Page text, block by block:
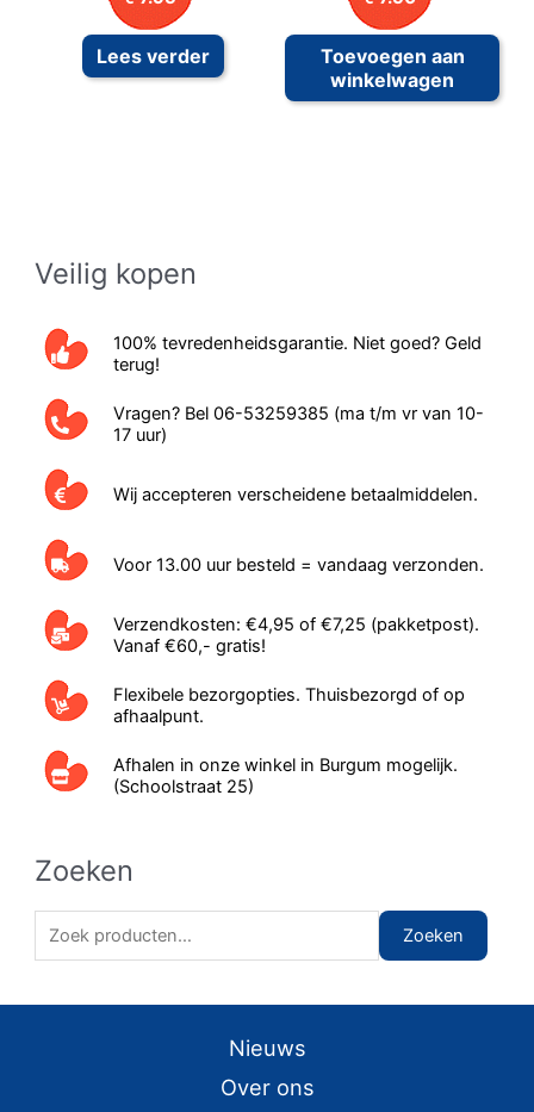
Veilig kopen
100% tevredenheidsgarantie. Niet goed? Geld
terug!
Vragen? Bel 06-53259385 (ma t/m vr van 10-
17 uur)
Wij accepteren verscheidene betaalmiddelen.
Voor 13.00 uur besteld = vandaag verzonden.
Verzendkosten: €4,95 of €7,25 (pakketpost).
Vanaf €60,- gratis!
Flexibele bezorgopties. Thuisbezorgd of op
afhaalpunt.
Afhalen in onze winkel in Burgum mogelijk.
(Schoolstraat 25)
Zoeken
o
Zoeken
Lees verder
Toevoegen aan
winkelwagen
Nieuws
Over ons